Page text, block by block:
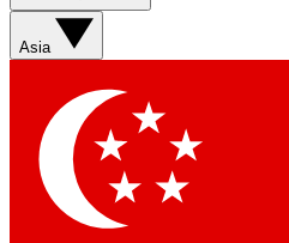
Asia